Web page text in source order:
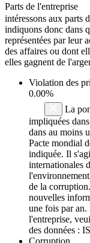
Parts de l'entreprise
intéressons aux parts
indiquons donc dans
représentées par leur
des affaires ou dont
elles gagnent de
Violation des
0.00%
La
impliquées
dans au moins
Pacte mondial
indiquée. Il
internationales
de la
nouvelles
une fois par an.
l'entreprise,
des données :
Corruption